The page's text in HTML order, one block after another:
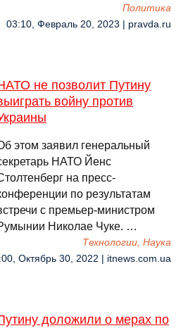
Политика
03:10, Февраль 20, 2023 | pravda.ru
не позволит Путину
войну против
этом заявил генеральный
НАТО Йенс
на пресс-
по результатам
с премьер-министром
Николае Чуке. …
Технологии, Наука
Октябрь 30, 2022 | itnews.com.ua
доложили о мерах по